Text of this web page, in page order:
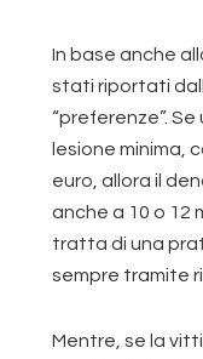
In base anche
stati riportati
“preferenze”.
lesione minima,
euro, allora il
anche a 10 o 12
tratta di una
sempre tramite
Mentre, se la